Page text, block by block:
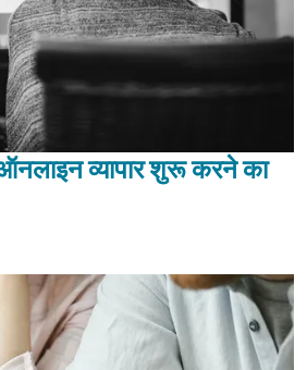
ऑनलाइन व्यापार शुरू करने का